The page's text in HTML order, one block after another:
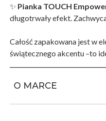
✨ Pianka TOUCH
długotrwały efekt.
Całość zapakowana jest w
świątecznego akcentu –to
O MARCE